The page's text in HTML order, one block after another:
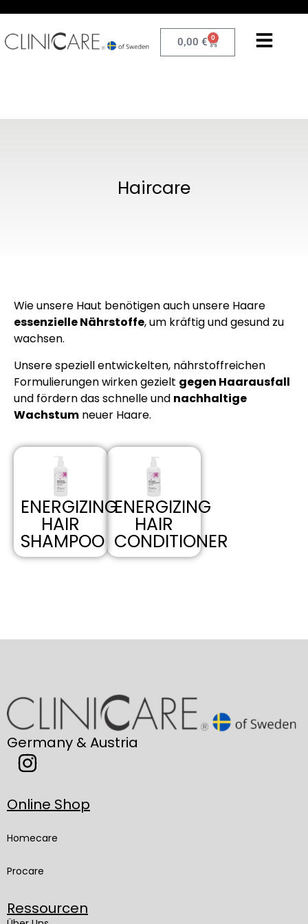
0,00 € 0
Haircare
Wie unsere Haut benötigen auch unsere Haare
essenzielle Nährstoffe, um kräftig und gesund zu
wachsen.
Unsere speziell entwickelten, nährstoffreichen
Formulierungen wirken gezielt gegen Haarausfall
und fördern das schnelle und nachhaltige
Wachstum neuer Haare.
ENERGIZING
HAIR
SHAMPOO
ENERGIZING
HAIR
CONDITIONER
Germany & Austria
Online Shop
Homecare
Procare
Ressourcen